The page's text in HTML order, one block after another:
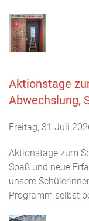
Aktionstage
Abwechslung,
Freitag, 31 Juli
Aktionstage zum
Spaß und neue
unsere
Programm selbst